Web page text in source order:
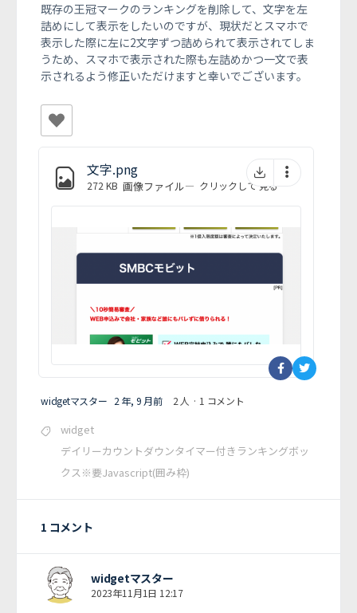
既存の王冠マークのランキングを削除して、文字を左
詰めにして表示をしたいのですが、現状だとスマホで
表示した際に左に2文字ずつ詰められて表示されてしま
うため、スマホで表示された際も左詰めかつ一文で表
示されるよう修正いただけますと幸いでございます。
文字.png
272 KB 画像ファイル— クリックして 見る
widgetマスター 2 年, 9 月前 2 人 · 1 コメント
widget
デイリーカウントダウンタイマー付きランキングボッ
クス※要Javascript(囲み枠)
1 コメント
widgetマスター
2023年11月1日 12:17